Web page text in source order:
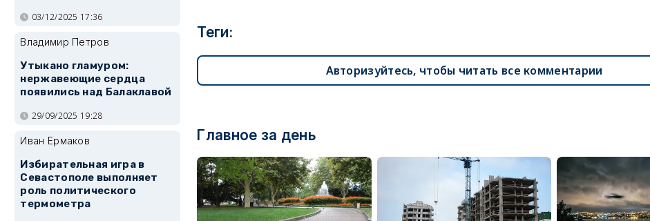
Теги:
Авторизуйтесь, чтобы читать все комментарии
Главное за день
03/12/2025 17:36
Владимир Петров
Утыкано гламуром:
нержавеющие сердца
появились над Балаклавой
29/09/2025 19:28
Иван Ермаков
Избирательная игра в
Севастополе выполняет
роль политического
термометра